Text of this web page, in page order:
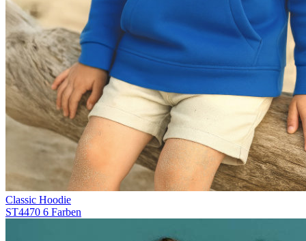
Classic Hoodie
ST4470 6 Farben